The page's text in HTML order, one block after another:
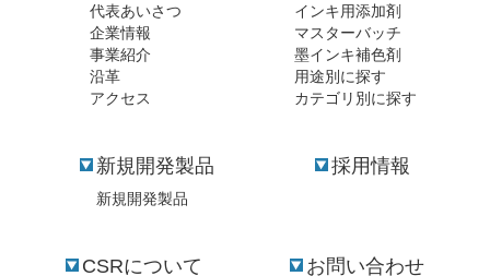
代表あいさつ
企業情報
事業紹介
沿革
アクセス
インキ用添加剤
マスターバッチ
墨インキ補色剤
用途別に探す
カテゴリ別に探す
新規開発製品
新規開発製品
採用情報
CSRについて お問い合わせ